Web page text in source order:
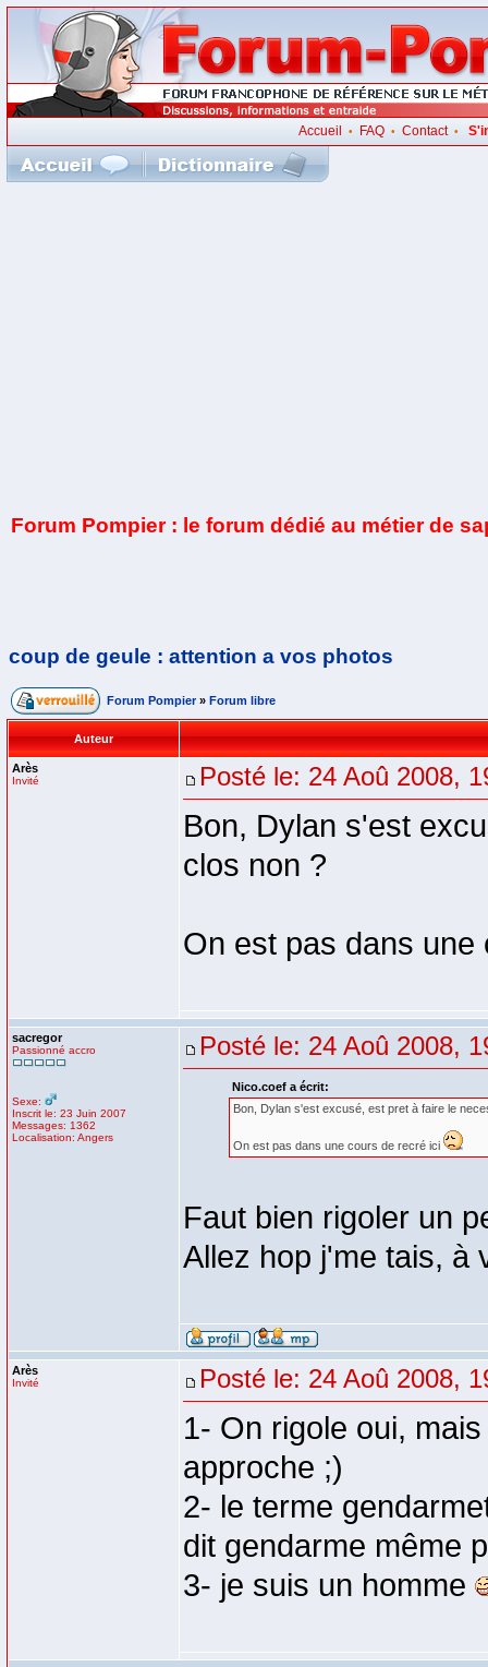
Accueil • FAQ• Contact•
Forum Pompier : le forum dédié au métier de
coup de geule : attention a vos photos
Forum Pompier » Forum libre
Auteur
Arès
Invité Posté le: 24 Aoû 2008,
Bon, Dylan s'est
clos non ?
On est pas dans
sacregor
Passionné accro
Sexe:
Inscrit le: 23 Juin 2007
Messages: 1362
Localisation: Angers
Posté le: 24 Aoû 2008,
Nico.coef a écrit:
Bon, Dylan s'est excusé, est pret à faire le
On est pas dans une cours de recré ici
Faut bien rigoler un
Allez hop j'me tais, à
Arès
Invité Posté le: 24 Aoû 2008,
1- On rigole oui,
approche ;)
2- le terme
dit gendarme même
3- je suis un homme